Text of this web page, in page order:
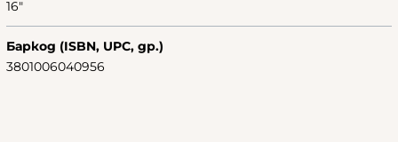
16"
Баркод (ISBN, UPC, др.)
3801006040956